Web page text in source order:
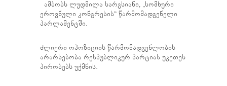
ამბობს ლუდმილა სარგსიანი, „სომხური
ეროვნული კონგრესის“ წარმომადგენელი
პარლამენტში.
ძლიერი ოპოზიციის წარმომადგენლობის
არარსებობა რესპუბლიკურ პარტიას უკეთეს
პირობებს უქმნის.